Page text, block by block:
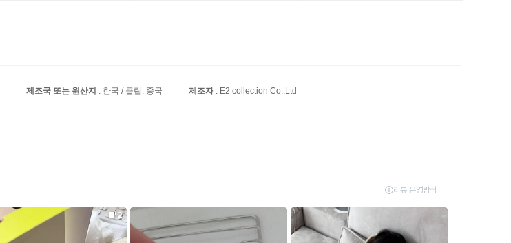
제조국 또는 원산지 : 한국 / 클립: 중국 제조자: E2 collection Co.,Ltd